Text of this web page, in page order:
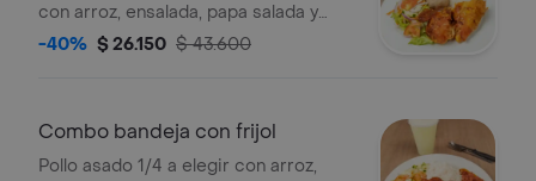
con arroz, ensalada, papa salada y
bebida de 400 ml a elección.
-40% $ 26.150 $ 43.600
Combo bandeja con frijol
Pollo asado 1/4 a elegir con arroz,